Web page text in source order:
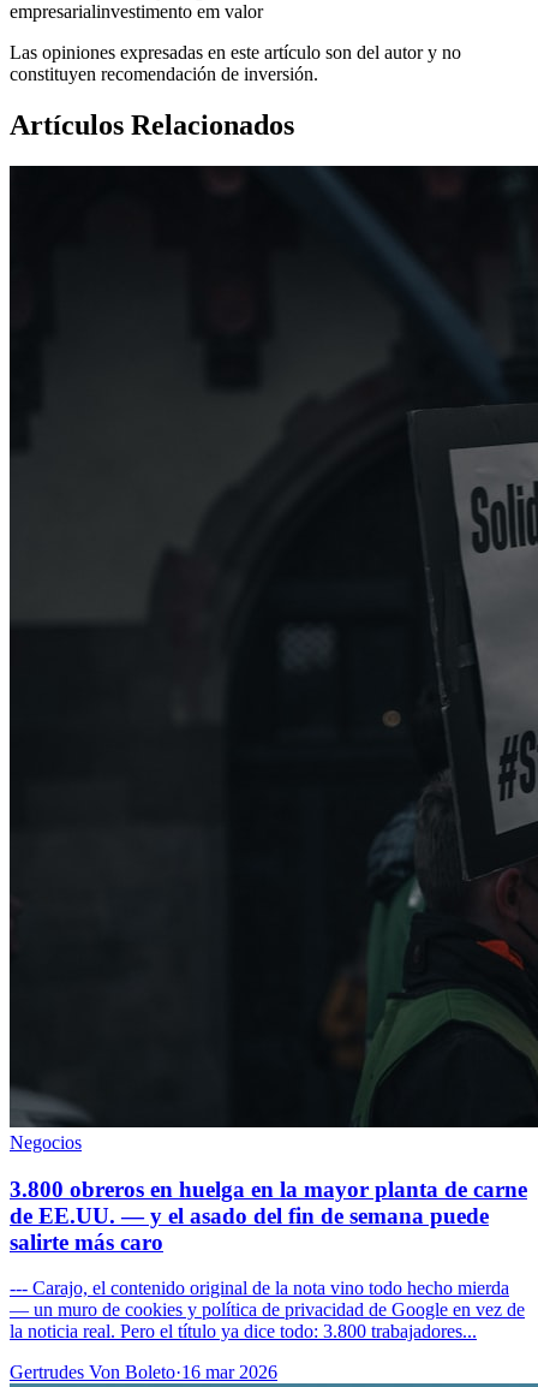
empresarialinvestimento em valor
Las opiniones expresadas en este artículo son del autor y no
constituyen recomendación de inversión.
Artículos Relacionados
Negocios
3.800 obreros en huelga en la mayor planta de carne
de EE.UU. — y el asado del fin de semana puede
salirte más caro
--- Carajo, el contenido original de la nota vino todo hecho mierda
— un muro de cookies y política de privacidad de Google en vez de
la noticia real. Pero el título ya dice todo: 3.800 trabajadores...
Gertrudes Von Boleto·16 mar 2026